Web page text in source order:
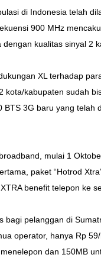
di Indonesia telah
900 MHz
kualitas sinyal 2
XL terhadap
kota/kabupaten sudah
3G baru yang telah
mulai 1
paket “Hotrod
benefit telepon ke
bagi pelanggan di
operator, hanya Rp
dan 150MB